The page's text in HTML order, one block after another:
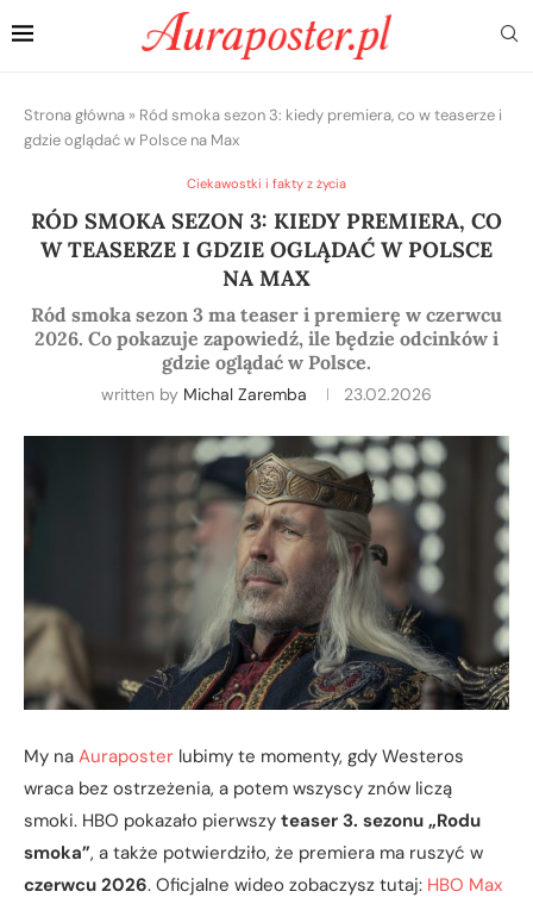
Strona główna » Ród smoka sezon 3: kiedy premiera, co w teaserze i
gdzie oglądać w Polsce na Max
Ciekawostki i fakty z życia
RÓD SMOKA SEZON 3: KIEDY PREMIERA, CO
W TEASERZE I GDZIE OGLĄDAĆ W POLSCE
NA MAX
Ród smoka sezon 3 ma teaser i premierę w czerwcu
2026. Co pokazuje zapowiedź, ile będzie odcinków i
gdzie oglądać w Polsce.
written by Michal Zaremba 23.02.2026
My na Auraposter lubimy te momenty, gdy Westeros
wraca bez ostrzeżenia, a potem wszyscy znów liczą
smoki. HBO pokazało pierwszy teaser 3. sezonu „Rodu
smoka”, a także potwierdziło, że premiera ma ruszyć w
czerwcu 2026. Oficjalne wideo zobaczysz tutaj: HBO Max